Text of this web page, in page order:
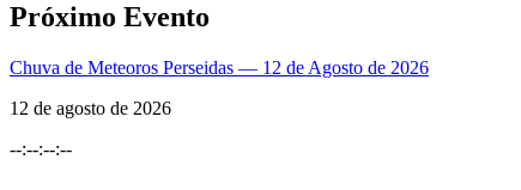
Próximo Evento
Chuva de Meteoros Perseidas — 12 de Agosto de 2026
12 de agosto de 2026
--:--:--:--